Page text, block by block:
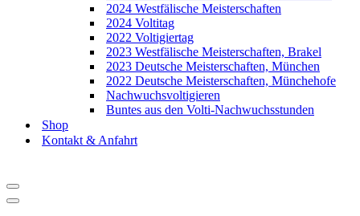
2024 Westfälische Meisterschaften
2024 Voltitag
2022 Voltigiertag
2023 Westfälische Meisterschaften, Brakel
2023 Deutsche Meisterschaften, München
2022 Deutsche Meisterschaften, Münchehofe
Nachwuchsvoltigieren
Buntes aus den Volti-Nachwuchsstunden
Shop
Kontakt & Anfahrt
Navigationsmenü
Navigationsmenü